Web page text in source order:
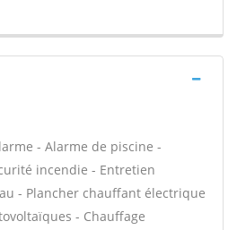
- Alarme de piscine -
incendie - Entretien
- Plancher chauffant électrique
- Chauffage